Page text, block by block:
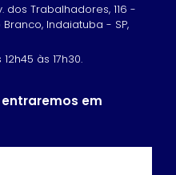
dos Trabalhadores, 116 -
Indaiatuba - SP,
às 17h30.
em